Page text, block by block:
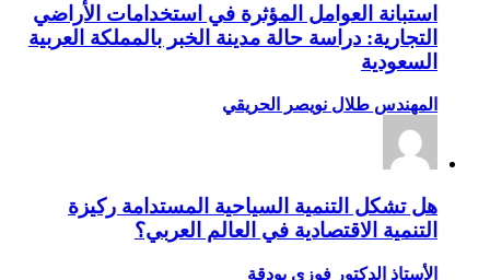
استبانة العوامل المؤثرة في استخدامات الأراضي
التجارية: دراسة حالة مدينة الخبر بالمملكة العربية
السعودية
المهندس طلال نويصر الحريقي
هل تشكل التنمية السياحية المستدامة ركيزة
التنمية الاقتصادية في العالم العربي؟
الأستاذ الدكتور فوزي بودقة